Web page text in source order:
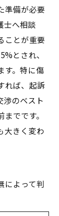
準備が必要
士へ相談
ことが重要
とされ、
す。特に傷
れば、起訴
渉のベスト
でです。
大きく変わ
によって判